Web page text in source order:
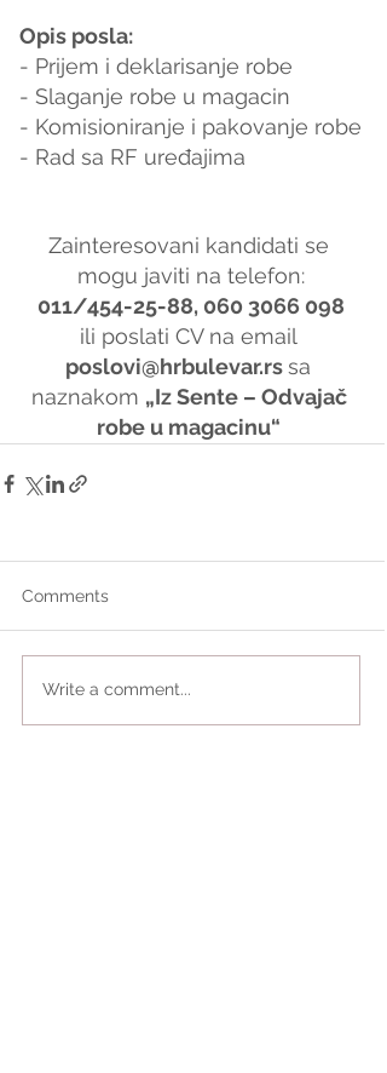
Opis posla:
- Prijem i deklarisanje robe
- Slaganje robe u magacin
- Komisioniranje i pakovanje robe
- Rad sa RF uređajima
Zainteresovani kandidati se
mogu javiti na telefon:
011/454-25-88, 060 3066 098
ili poslati CV na email
poslovi@hrbulevar.rs sa
naznakom „Iz Sente – Odvajač
robe u magacinu“
Comments
Write a comment...